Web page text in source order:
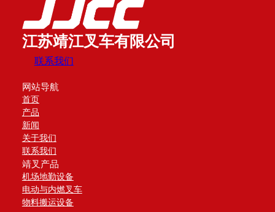
江苏靖江叉车有限公司
联系我们
网站导航
首页
产品
新闻
关于我们
联系我们
靖叉产品
机场地勤设备
电动与内燃叉车
物料搬运设备